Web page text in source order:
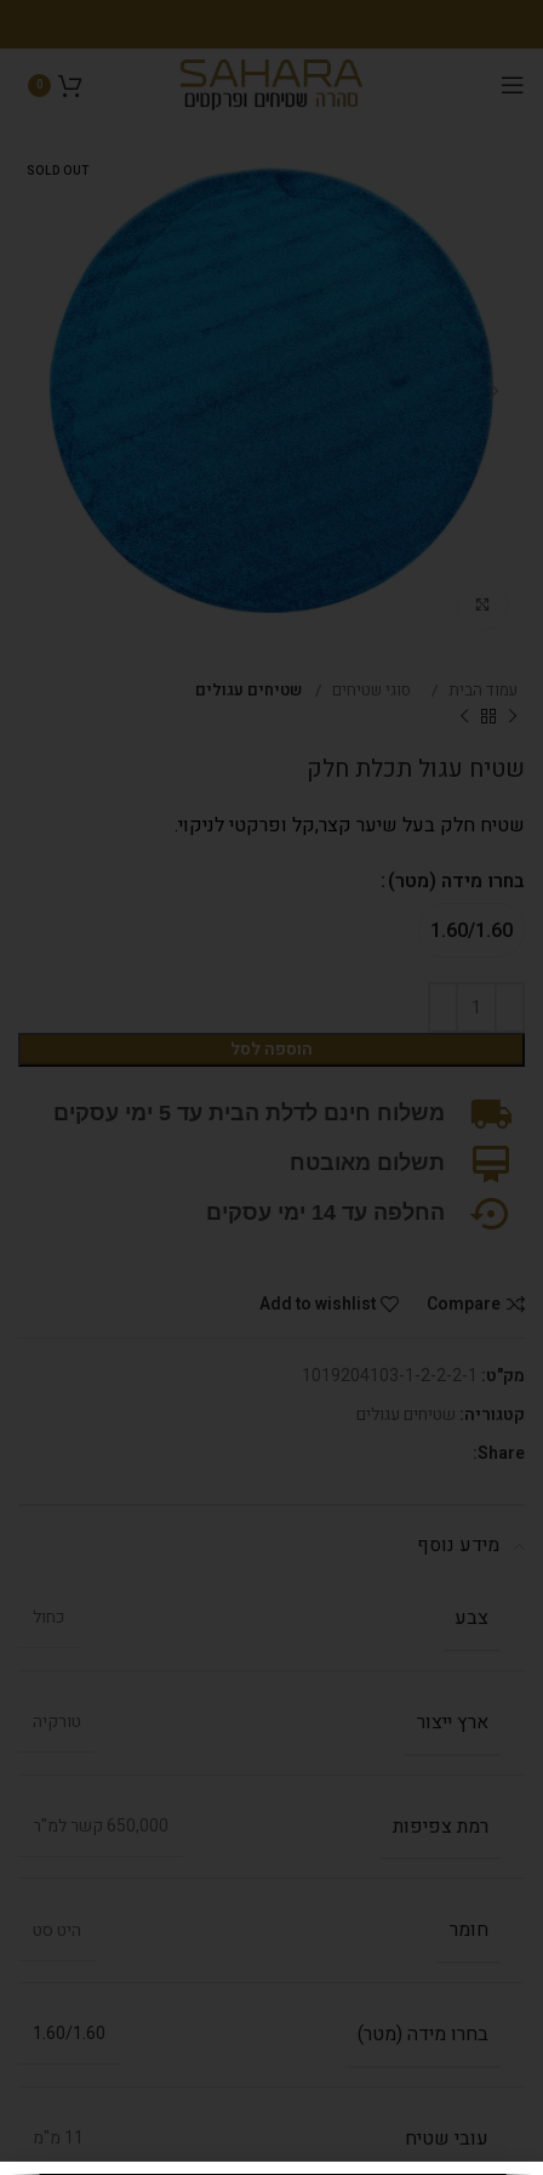
0
SOLD OUT
Click to enlarge
עמוד הבית סוגי שטיחים שטיחים עגולים
שטיח עגול תכלת חלק
שטיח חלק בעל שיער קצר,קל ופרקטי לניקוי.
בחרו מידה (מטר)
1.60/1.60
הוספה לסל
משלוח חינם לדלת הבית עד 5 ימי עסקים
תשלום מאובטח
החלפה עד 14 ימי עסקים
Compare
Add to wishlist
מק"ט: 1019204103-1-2-2-2-1
קטגוריה: שטיחים עגולים
Share:
מידע נוסף
צבע כחול
ארץ ייצור טורקיה
רמת צפיפות 650,000 קשר למ"ר
חומר היט סט
בחרו מידה (מטר) 1.60/1.60
עובי שטיח 11 מ"מ